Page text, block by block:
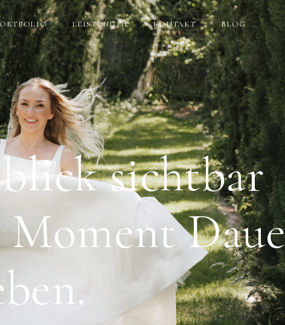
LEISTUNGEN KONTAKT BLOG
sichtbar
Moment